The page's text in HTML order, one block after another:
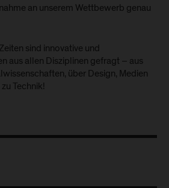
an unserem Wettbewerb genau
sind innovative und
aus allen Disziplinen gefragt – aus
über Design, Medien
Technik!